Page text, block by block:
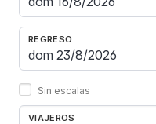
REGRESO
Sin escalas
VIAJEROS